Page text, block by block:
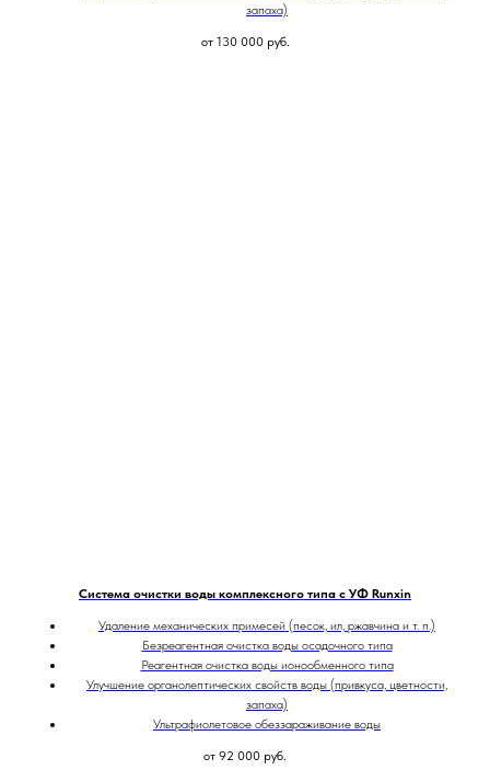
запаха)
от 130 000 руб.
Система очистки воды комплексного типа с УФ Runxin
Удаление механических примесей (песок, ил, ржавчина и т. п.)
Безреагентная очистка воды осадочного типа
Реагентная очистка воды ионообменного типа
Улучшение органолептических свойств воды (привкуса, цветности,
запаха)
Ультрафиолетовое обеззараживание воды
от 92 000 руб.